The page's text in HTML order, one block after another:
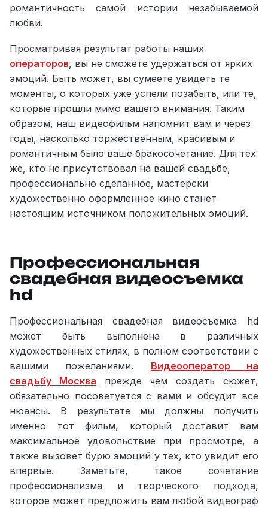
романтичность самой истории незабываемой
любви.
Просматривая результат работы наших
операторов, вы не сможете удержаться от ярких
эмоций. Быть может, вы сумеете увидеть те
моменты, о которых уже успели позабыть, или те,
которые прошли мимо вашего внимания. Таким
образом, наш видеофильм напомнит вам и через
годы, насколько торжественным, красивым и
романтичным было ваше бракосочетание. Для тех
же, кто не присутствовал на вашей свадьбе,
профессионально сделанное, мастерски
художественно оформленное кино станет
настоящим источником положительных эмоций.
Профессиональное свадебное видео в HD-качестве
— съёмка студии
Профессиональная
свадебная видеосъемка
hd
Профессиональная свадебная видеосъемка hd
может быть выполнена в различных
художественных стилях, в полном соответствии с
вашими пожеланиями. Видеооператор на
свадьбу Москва прежде чем создать сюжет,
обязательно посоветуется с вами и обсудит все
нюансы. В результате мы должны получить
именно тот фильм, который доставит вам
максимальное удовольствие при просмотре, а
также вызовет бурю эмоций у тех, кто увидит его
впервые. Заметьте, такое сочетание
профессионализма и творческого подхода,
которое может предложить вам любой видеограф